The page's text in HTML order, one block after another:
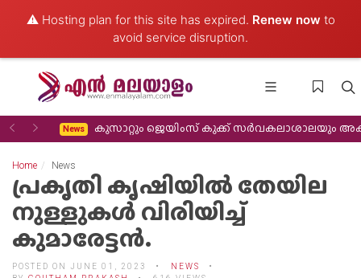
⚠️ Hosting plan for this site has expired. Renew now to
avoid service disruption.
Previous
NextNews കുസാറ്റും ജെയിംസ് കുക്ക് സർവകലാശാലയും അക്കാദമിക സഹകരണം
Home News
പ്രകൃതി കൃഷിയിൽ തേയില
നുള്ളുകൾ വിരിയിച്ച്
കുമാരേട്ടൻ.
POSTED ON JUNE 01, 2023
NEWS